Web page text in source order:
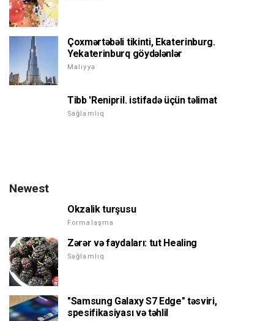
Çoxmərtəbəli tikinti, Ekaterinburg.
Yekaterinburq göydələnlər
Maliyyə
Tibb 'Renipril. istifadə üçün təlimat
Sağlamlıq
Newest
Okzalik turşusu
Formalaşma
Zərər və faydaları: tut Healing
Sağlamlıq
"Samsung Galaxy S7 Edge" təsviri,
spesifikasiyası və təhlil